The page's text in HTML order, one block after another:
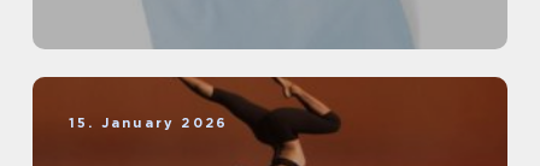
15. January 2026